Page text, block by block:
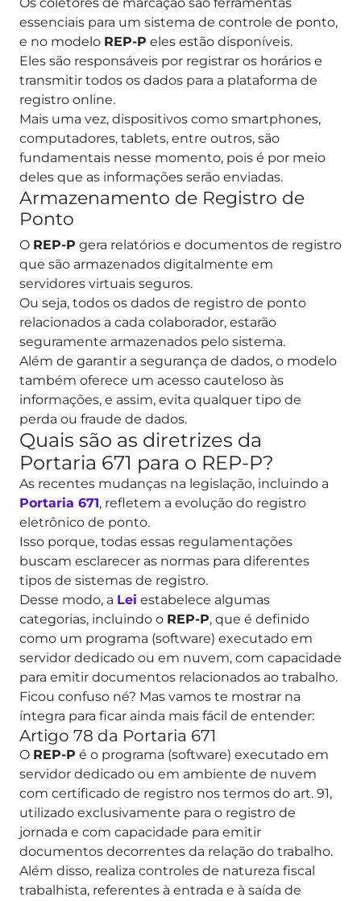
essenciais para um sistema de controle de ponto,
e no modelo REP-P eles estão disponíveis.
Eles são responsáveis por registrar os horários e
transmitir todos os dados para a plataforma de
registro online.
Mais uma vez, dispositivos como smartphones,
computadores, tablets, entre outros, são
fundamentais nesse momento, pois é por meio
deles que as informações serão enviadas.
Armazenamento de Registro de
Ponto
O REP-P gera relatórios e documentos de registro
que são armazenados digitalmente em
servidores virtuais seguros.
Ou seja, todos os dados de registro de ponto
relacionados a cada colaborador, estarão
seguramente armazenados pelo sistema.
Além de garantir a segurança de dados, o modelo
também oferece um acesso cauteloso às
informações, e assim, evita qualquer tipo de
perda ou fraude de dados.
Quais são as diretrizes da
Portaria 671 para o REP-P?
As recentes mudanças na legislação, incluindo a
Portaria 671, refletem a evolução do registro
eletrônico de ponto.
Isso porque, todas essas regulamentações
buscam esclarecer as normas para diferentes
tipos de sistemas de registro.
Desse modo, a Lei estabelece algumas
categorias, incluindo o REP-P, que é definido
como um programa (software) executado em
servidor dedicado ou em nuvem, com capacidade
para emitir documentos relacionados ao trabalho.
Ficou confuso né? Mas vamos te mostrar na
íntegra para ficar ainda mais fácil de entender:
Artigo 78 da Portaria 671
O REP-P é o programa (software) executado em
servidor dedicado ou em ambiente de nuvem
com certificado de registro nos termos do art. 91,
utilizado exclusivamente para o registro de
jornada e com capacidade para emitir
documentos decorrentes da relação do trabalho.
Além disso, realiza controles de natureza fiscal
trabalhista, referentes à entrada e à saída de